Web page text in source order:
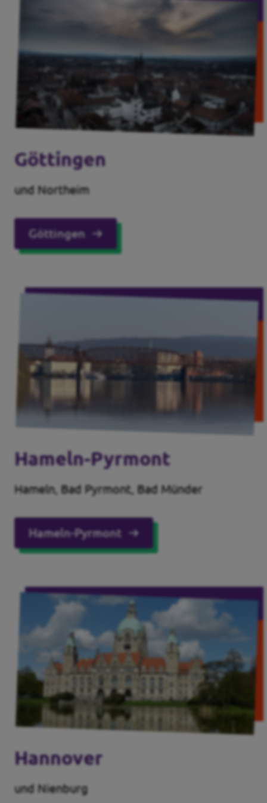
Göttingen
und Northeim
Göttingen
Hameln-Pyrmont
Hameln, Bad Pyrmont, Bad Münder
Hameln-Pyrmont
Hannover
und Nienburg